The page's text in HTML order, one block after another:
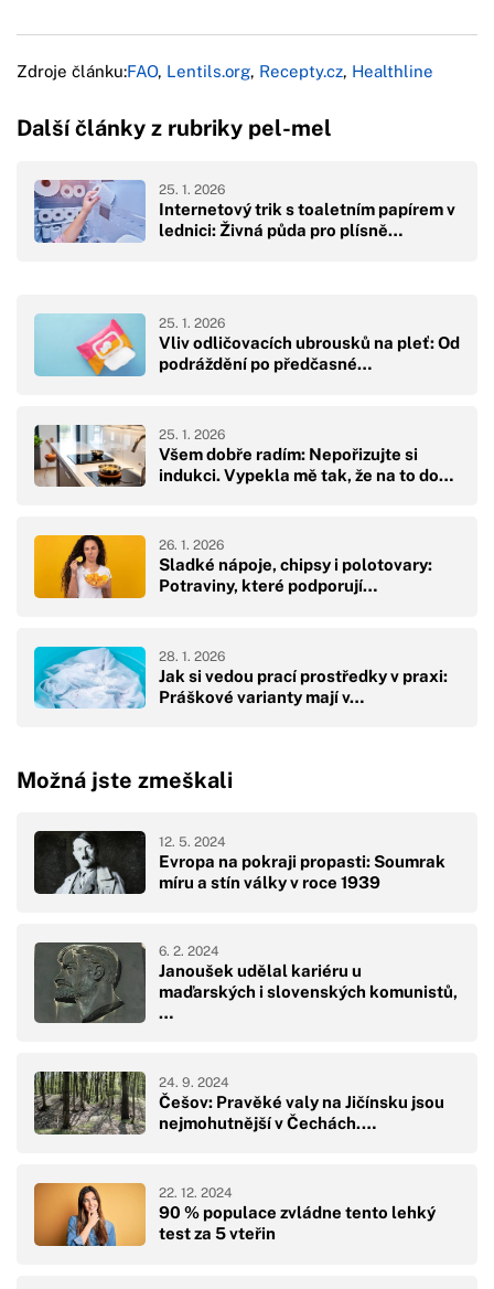
Zdroje článku:FAO, Lentils.org, Recepty.cz, Healthline
Další články z rubriky pel-mel
Internetový trik s toaletním papírem v
lednici: Živná půda pro plísně…
25. 1. 2026
Vliv odličovacích ubrousků na pleť: Od
podráždění po předčasné…
25. 1. 2026
Všem dobře radím: Nepořizujte si
indukci. Vypekla mě tak, že na to do…
25. 1. 2026
Sladké nápoje, chipsy i polotovary:
Potraviny, které podporují…
26. 1. 2026
Jak si vedou prací prostředky v praxi:
Práškové varianty mají v…
28. 1. 2026
Možná jste zmeškali
Evropa na pokraji propasti: Soumrak
míru a stín války v roce 1939
12. 5. 2024
Janoušek udělal kariéru u
maďarských i slovenských komunistů,
…
6. 2. 2024
Češov: Pravěké valy na Jičínsku jsou
nejmohutnější v Čechách.…
24. 9. 2024
90 % populace zvládne tento lehký
test za 5 vteřin
22. 12. 2024